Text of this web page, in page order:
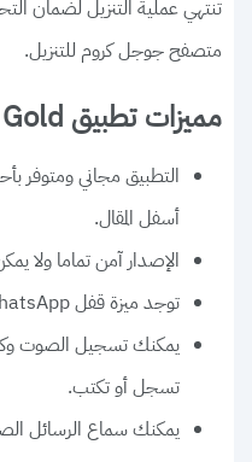
تنتهي عملية التنزيل لضمان
متصفح جوجل كروم للتنزيل.
مميزات تطبيق WhatsApp Gold
أسفل المقال.
الإصدار آمن تماما ولا
توجد ميزة قفل WhatsApp في التحديث الجديد.
يمكنك تسجيل الصوت
تسجل أو تكتب.
يمكنك سماع الرسائل